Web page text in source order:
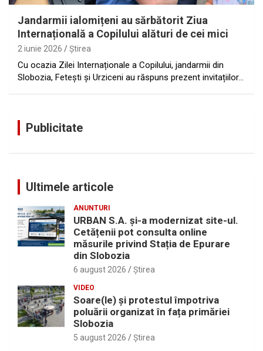
Jandarmii ialomițeni au sărbătorit Ziua
Internațională a Copilului alături de cei mici
2 iunie 2026 Ştirea
Cu ocazia Zilei Internaționale a Copilului, jandarmii din
Slobozia, Fetești și Urziceni au răspuns prezent invitațiilor…
Publicitate
Ultimele articole
ANUNTURI
URBAN S.A. și-a modernizat site-ul.
Cetățenii pot consulta online
măsurile privind Stația de Epurare
din Slobozia
6 august 2026 Ştirea
VIDEO
Soare(le) și protestul împotriva
poluării organizat în fața primăriei
Slobozia
5 august 2026 Ştirea